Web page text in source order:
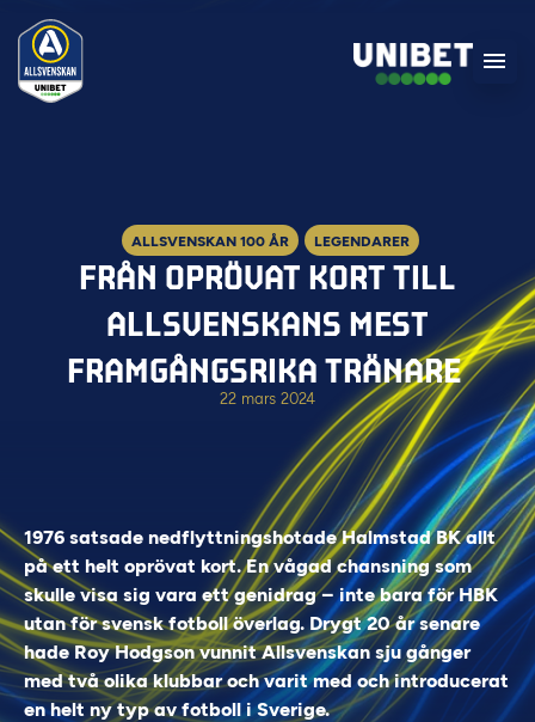
ALLSVENSKAN 100 ÅR LEGENDARER
FRÅN OPRÖVAT KORT TILL
ALLSVENSKANS MEST
FRAMGÅNGSRIKA TRÄNARE
22 mars 2024
1976 satsade nedflyttningshotade Halmstad BK allt
på ett helt oprövat kort. En vågad chansning som
skulle visa sig vara ett genidrag – inte bara för HBK
utan för svensk fotboll överlag. Drygt 20 år senare
hade Roy Hodgson vunnit Allsvenskan sju gånger
med två olika klubbar och varit med och introducerat
en helt ny typ av fotboll i Sverige.